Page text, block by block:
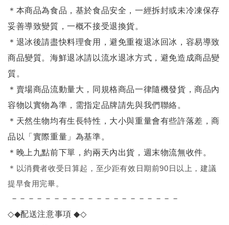
＊本商品為食品，基於食品安全，一經拆封或未冷凍保存
妥善導致變質，一概不接受退換貨。
＊退冰後請盡快料理食用，避免重複退冰回冰，容易導致
商品變質。海鮮退冰請以流水退冰方式，避免造成商品變
質。
＊賣場商品流動量大，同規格商品一律隨機發貨，商品內
容物以實物為準，需指定品牌請先與我們聯絡。
＊天然生物均有生長特性，大小與重量會有些許落差，商
品以「實際重量」為基準。
＊晚上九點前下單，約兩天內出貨，週末物流無收件。
＊ 以消費者收受日算起，至少距有效日期前90日以上，建議
提早食用完畢。
－－－－－－－－－－－－－－－－－－－－
◇◆配送注意事項◆◇